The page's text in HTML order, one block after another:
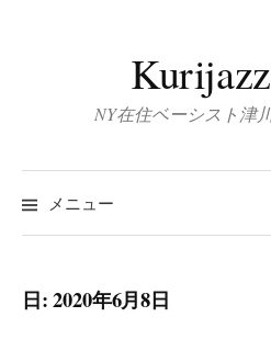
NY在住ベーシスト津
メニュー
日:2020年6月8日